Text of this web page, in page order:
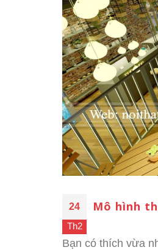
24
Th2
Mô hình
Bạn có thích vừa